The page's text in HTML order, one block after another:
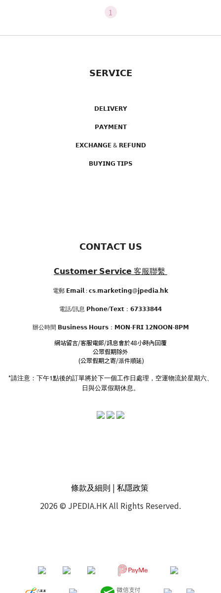
1
𝗦𝗘𝗥𝗩𝗜𝗖𝗘
𝗗𝗘𝗟𝗜𝗩𝗘𝗥𝗬
𝗣𝗔𝗬𝗠𝗘𝗡𝗧
𝗘𝗫𝗖𝗛𝗔𝗡𝗚𝗘 & 𝗥𝗘𝗙𝗨𝗡𝗗
𝗕𝗨𝗬𝗜𝗡𝗚 𝗧𝗜𝗣𝗦
𝗖𝗢𝗡𝗧𝗔𝗖𝗧 𝗨𝗦
𝗖𝘂𝘀𝘁𝗼𝗺𝗲𝗿 𝗦𝗲𝗿𝘃𝗶𝗰𝗲 客服聯繫
電郵 𝗘𝗺𝗮𝗶𝗹 : 𝗰𝘀.𝗺𝗮𝗿𝗸𝗲𝘁𝗶𝗻𝗴@𝗷𝗽𝗲𝗱𝗶𝗮.𝗵𝗸
電話/訊息 𝗣𝗵𝗼𝗻𝗲/𝗧𝗲𝘅𝘁：𝟲𝟳𝟯𝟯𝟯𝟴𝟰𝟰
辦公時間 𝗕𝘂𝘀𝗶𝗻𝗲𝘀𝘀 𝗛𝗼𝘂𝗿𝘀：𝗠𝗢𝗡-𝗙𝗥𝗜 𝟭𝟮𝗡𝗢𝗢𝗡-𝟴𝗣𝗠
網站留言/客服電郵/訊息會於48小時內回覆
公眾假期除外
(公眾假期之寄/派件順延)
*請注意：下午1點後的訂單將於下一個工作日處理，空運物流於星期六、
日與公眾假期休息。
條款及細則 | 私隱政策
2026 © JPEDIA.HK All Rights Reserved.